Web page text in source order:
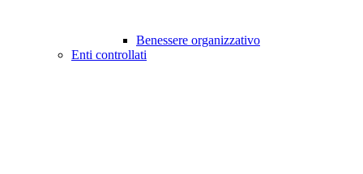
Benessere organizzativo
Enti controllati